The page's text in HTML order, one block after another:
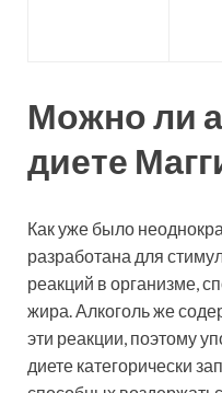
Можно ли
диете
Как уже было
разработана для
реакций в организме,
жира. Алкоголь же
эти реакции, поэтому
диете категорически